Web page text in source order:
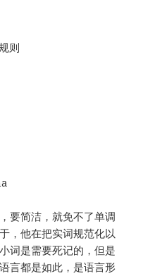
则
要简洁，就免不了单调
，他在把实词规范化以
词是需要死记的，但是
言都是如此，是语言形